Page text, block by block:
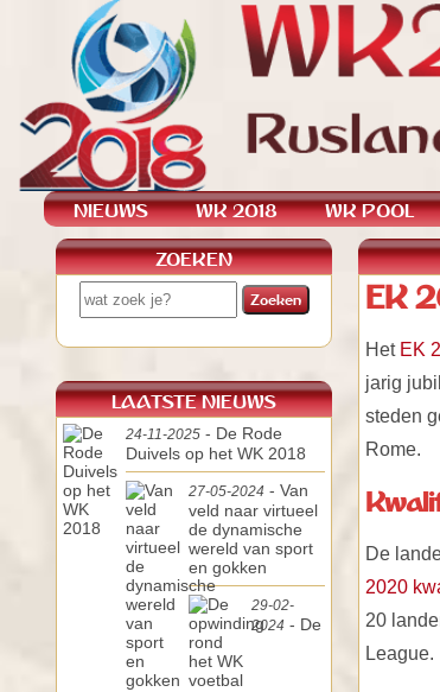
EK
Het EK
jarig
steden
Rome.
De
2020
20
League.
ZOEKEN
LAATSTE NIEUWS
24-11-2025 - De Rode
Duivels op het WK 2018
27-05-2024 - Van
veld naar virtueel
de dynamische
wereld van sport
en gokken
29-02-
2024 - De
NIEUWS WK 2018 WK POOL